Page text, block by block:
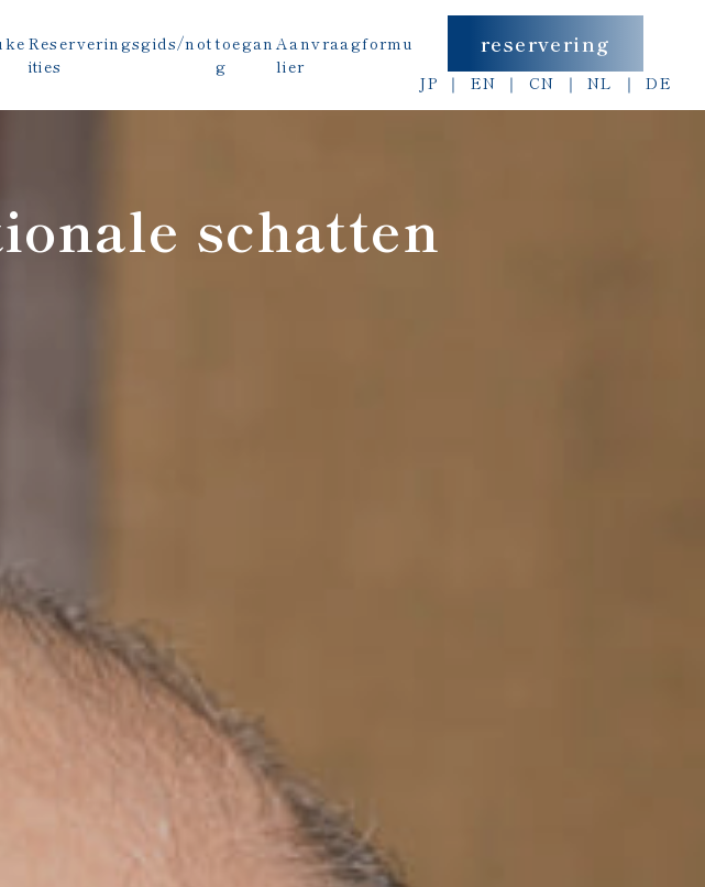
Reserveringsgids/not
ities
toegan
g
Aanvraagformu
lier
reservering
DE
EN
JP NL
CN
schatten